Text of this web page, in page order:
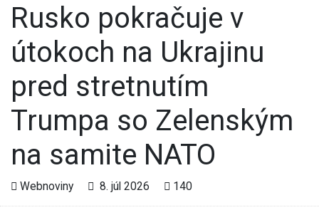
Rusko pokračuje v
útokoch na Ukrajinu
pred stretnutím
Trumpa so Zelenským
na samite NATO
Webnoviny 8. júl 2026 140